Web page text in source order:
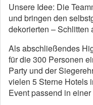
Unsere Idee: Die
und bringen den
dekorierten – Schlitten
Als abschließendes
für die 300 Personen
Party und der
vielen 5 Sterne Hotels
Event passend in